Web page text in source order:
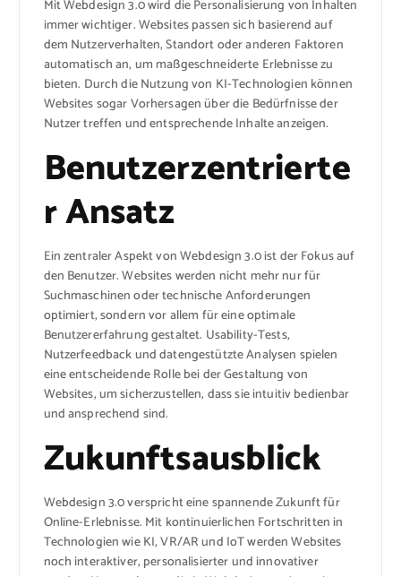
Mit Webdesign 3.0 wird die Personalisierung von Inhalten
immer wichtiger. Websites passen sich basierend auf
dem Nutzerverhalten, Standort oder anderen Faktoren
automatisch an, um maßgeschneiderte Erlebnisse zu
bieten. Durch die Nutzung von KI-Technologien können
Websites sogar Vorhersagen über die Bedürfnisse der
Nutzer treffen und entsprechende Inhalte anzeigen.
Benutzerzentrierte
r Ansatz
Ein zentraler Aspekt von Webdesign 3.0 ist der Fokus auf
den Benutzer. Websites werden nicht mehr nur für
Suchmaschinen oder technische Anforderungen
optimiert, sondern vor allem für eine optimale
Benutzererfahrung gestaltet. Usability-Tests,
Nutzerfeedback und datengestützte Analysen spielen
eine entscheidende Rolle bei der Gestaltung von
Websites, um sicherzustellen, dass sie intuitiv bedienbar
und ansprechend sind.
Zukunftsausblick
Webdesign 3.0 verspricht eine spannende Zukunft für
Online-Erlebnisse. Mit kontinuierlichen Fortschritten in
Technologien wie KI, VR/AR und IoT werden Websites
noch interaktiver, personalisierter und innovativer